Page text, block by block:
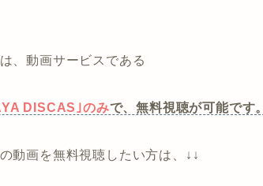
、動画サービスである
DISCAS｣のみで、無料視聴が可能です。
動画を無料視聴したい方は、↓↓